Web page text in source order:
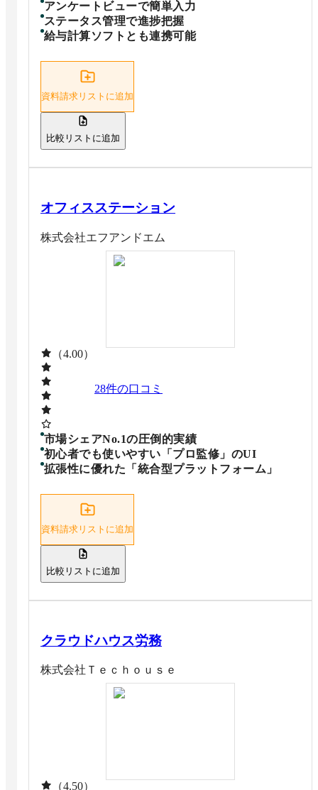
アンケートビューで簡単入力
ステータス管理で進捗把握
給与計算ソフトとも連携可能
資料請求リストに追加
比較リストに追加
オフィスステーション
株式会社エフアンドエム
（4.00）
28件の口コミ
市場シェアNo.1の圧倒的実績
初心者でも使いやすい「プロ監修」のUI
拡張性に優れた「統合型プラットフォーム」
資料請求リストに追加
比較リストに追加
クラウドハウス労務
株式会社Ｔｅｃｈｏｕｓｅ
（4.50）